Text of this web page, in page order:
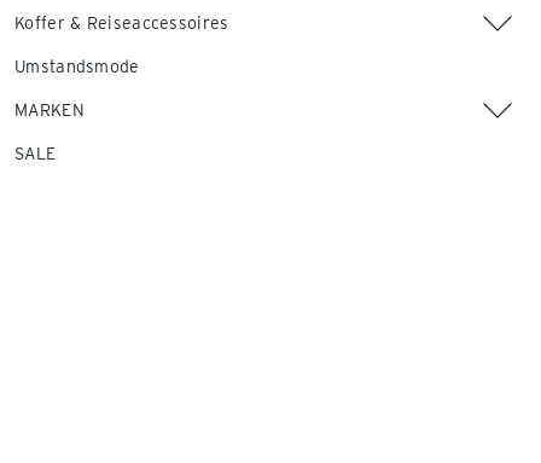
Koffer & Reiseaccessoires
Umstandsmode
MARKEN
SALE